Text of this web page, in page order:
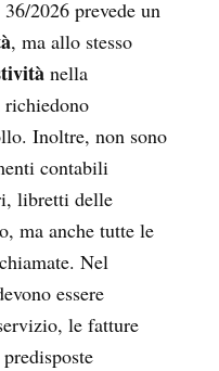
2026 prevede un
, ma allo stesso
nella
Inoltre, non sono
contabili
libretti delle
ma anche tutte le
Nel
essere
le fatture